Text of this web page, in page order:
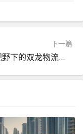
下一篇
全球视野下的双龙物流公司及其货运业务